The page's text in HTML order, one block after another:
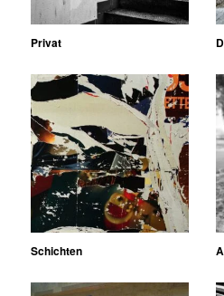
Privat
Schichten